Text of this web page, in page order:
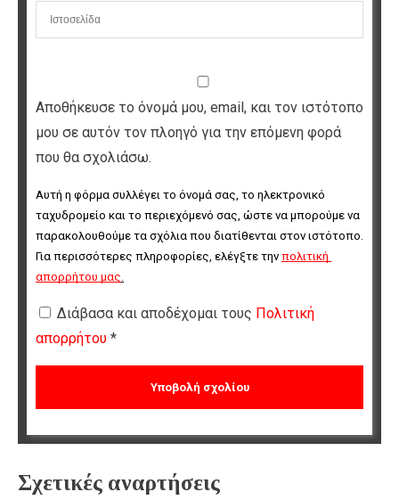
Αποθήκευσε το όνομά μου, email, και τον ιστότοπο
μου σε αυτόν τον πλοηγό για την επόμενη φορά
που θα σχολιάσω.
Αυτή η φόρμα συλλέγει το όνομά σας, το ηλεκτρονικό
ταχυδρομείο και το περιεχόμενό σας, ώστε να μπορούμε να
παρακολουθούμε τα σχόλια που διατίθενται στον ιστότοπο.
Για περισσότερες πληροφορίες, ελέγξτε την πολιτική
απορρήτου μας
Διάβασα και αποδέχομαι τους Πολιτική
απορρήτου *
Σχετικές αναρτήσεις